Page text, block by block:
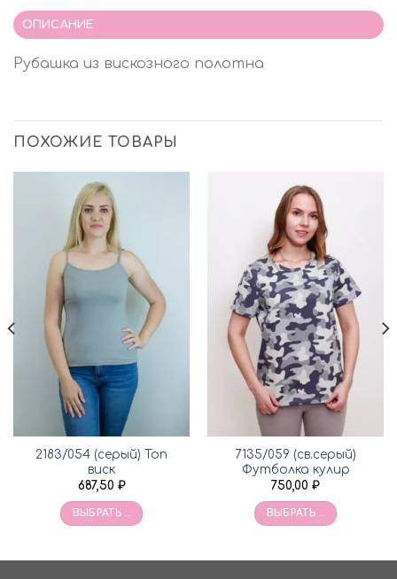
ОПИСАНИЕ
Рубашка из вискозного полотна
ПОХОЖИЕ ТОВАРЫ
2183/054 (серый) Топ
виск
687,50 ₽
ВЫБРАТЬ ...
7135/059 (св.серый)
Футболка кулир
750,00 ₽
ВЫБРАТЬ ...